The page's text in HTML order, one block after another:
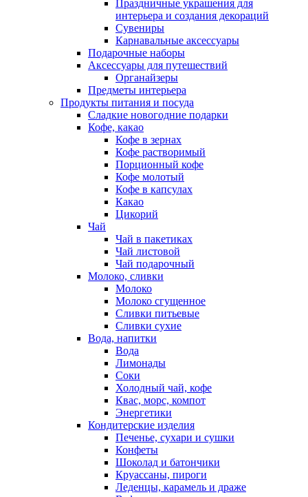
Праздничные украшения для
интерьера и создания декораций
Сувениры
Карнавальные аксессуары
Подарочные наборы
Аксессуары для путешествий
Органайзеры
Предметы интерьера
Продукты питания и посуда
Сладкие новогодние подарки
Кофе, какао
Кофе в зернах
Кофе растворимый
Порционный кофе
Кофе молотый
Кофе в капсулах
Какао
Цикорий
Чай
Чай в пакетиках
Чай листовой
Чай подарочный
Молоко, сливки
Молоко
Молоко сгущенное
Сливки питьевые
Сливки сухие
Вода, напитки
Вода
Лимонады
Соки
Холодный чай, кофе
Квас, морс, компот
Энергетики
Кондитерские изделия
Печенье, сухари и сушки
Конфеты
Шоколад и батончики
Круассаны, пироги
Леденцы, карамель и драже